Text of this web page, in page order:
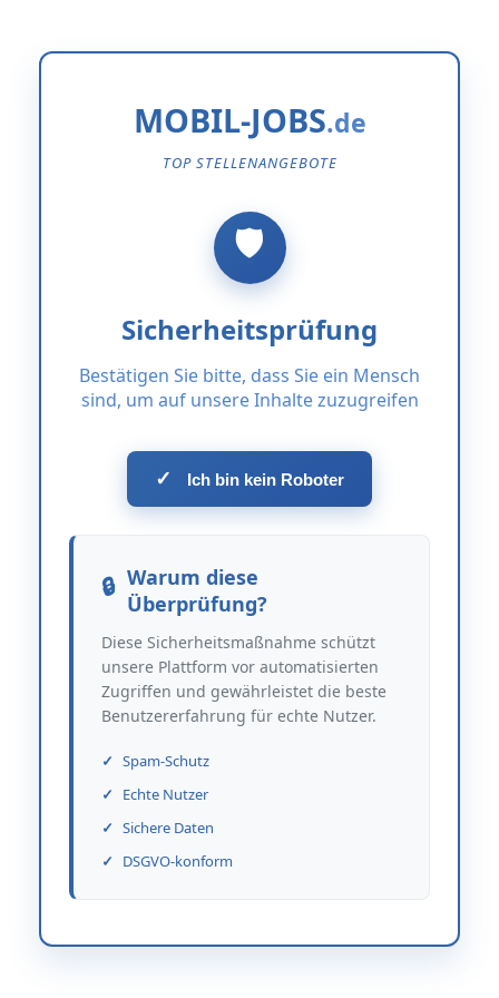
MOBIL-JOBS
TOP STELLENANGEBOTE
Sicherheitsprüfung
Bestätigen Sie bitte, dass Sie ein Mensch
sind, um auf unsere Inhalte zuzugreifen
✓ Ich bin kein Roboter
Warum diese
Überprüfung?
Diese Sicherheitsmaßnahme schützt
unsere Plattform vor automatisierten
Zugriffen und gewährleistet die beste
Benutzererfahrung für echte Nutzer.
Spam-Schutz
Echte Nutzer
Sichere Daten
DSGVO-konform